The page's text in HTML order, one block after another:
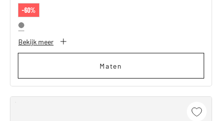
-60%
Bekijk meer
Maten